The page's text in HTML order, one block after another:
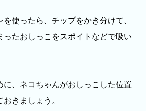
使ったら、チップをかき分けて、
ったおしっこをスポイトなどで吸い
に、ネコちゃんがおしっこした位置
きましょう。